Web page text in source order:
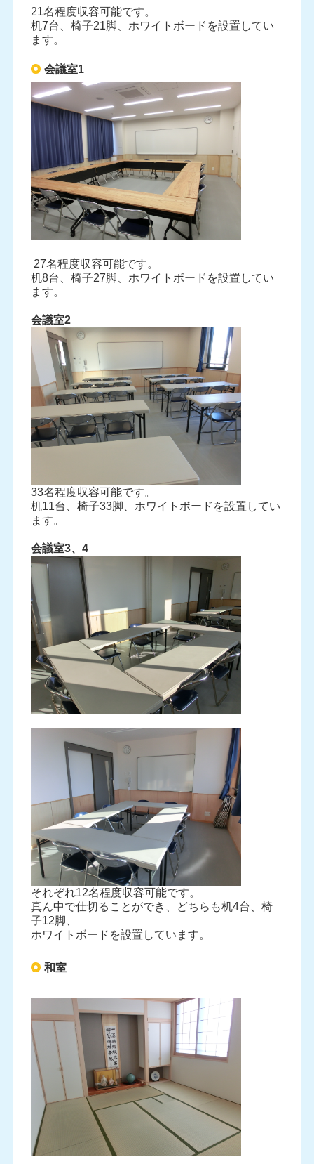
21名程度収容可能です。
机7台、椅子21脚、ホワイトボードを設置してい
ます。
会議室1
27名程度収容可能です。
机8台、椅子27脚、ホワイトボードを設置してい
ます。
会議室2
33名程度収容可能です。
机11台、椅子33脚、ホワイトボードを設置してい
ます。
会議室3、4
それぞれ12名程度収容可能です。
真ん中で仕切ることができ、どちらも机4台、椅
子12脚、
ホワイトボードを設置しています。
和室